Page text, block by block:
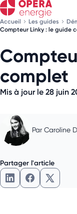
Accueil Les guides
Compteur Linky : le guide
complet
Mis à jour le 28 juin
Par Caroline
Partager l'article
Partager l'article sur
PartagerPartager
Découvrez
Choisissez les